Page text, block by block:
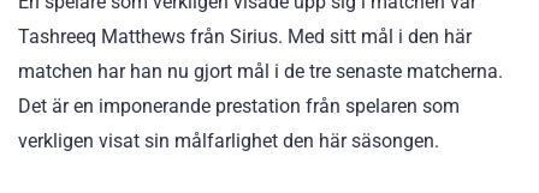
Tashreeq Matthews från Sirius. Med sitt mål i den här
matchen har han nu gjort mål i de tre senaste matcherna.
Det är en imponerande prestation från spelaren som
verkligen visat sin målfarlighet den här säsongen.